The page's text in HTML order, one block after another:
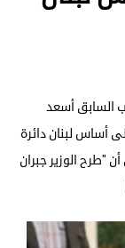
السابق أسعد
أساس لبنان دائرة
"طرح الوزير جبران